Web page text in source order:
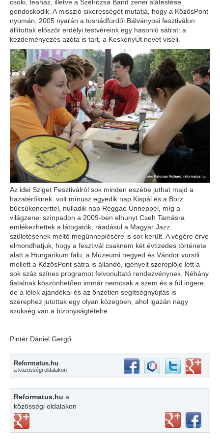
csoki, teaház, illetve a Szélrózsa Band zenei aláfestése
gondoskodik. A misszió sikerességét mutatja, hogy a KözösPont
nyomán, 2005 nyarán a tusnádfürdői Bálványosi fesztiválon
állítottak először erdélyi testvéreink egy hasonló sátrat: a
kezdeményezés azóta is tart, a KeskenyÚt nevet viseli.
Az idei Sziget Fesztiválról sok minden eszébe juthat majd a
hazatérőknek: volt mínusz egyedik nap Kispál és a Borz
búcsúkoncerttel, nulladik nap Reggae Ünneppel, míg a
világzenei színpadon a 2009-ben elhunyt Cseh Tamásra
emlékezhettek a látogatók, ráadásul a Magyar Jazz
születésének méltó megünneplésére is sor került. A végére érve
elmondhatjuk, hogy a fesztivál csaknem két évtizedes története
alatt a Hungarikum falu, a Múzeumi negyed és Vándor vurstli
mellett a KözösPont sátra is állandó, igényelt szereplője lett a
sok száz színes programot felvonultató rendezvénynek. Néhány
fiatalnak köszönhetően immár nemcsak a szem és a fül ingere,
de a lélek ajándékai és az önzetlen segítségnyújtás is
szerephez jutottak egy olyan közegben, ahol igazán nagy
szükség van a bizonyságtételre.
Pintér Dániel Gergő
Reformatus.hu
a közösségi oldalakon
Reformatus.hu a
közösségi oldalakon